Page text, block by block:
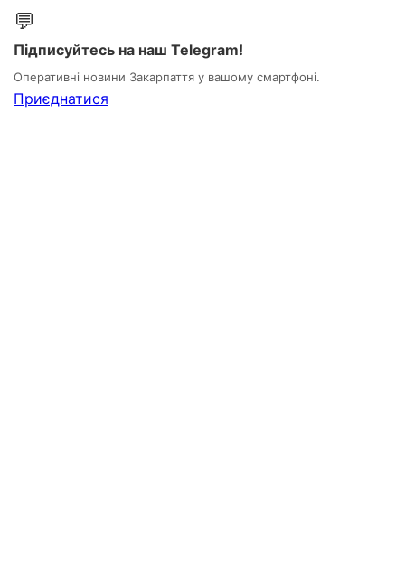
💬
Підписуйтесь на наш Telegram!
Оперативні новини Закарпаття у вашому смартфоні.
Приєднатися